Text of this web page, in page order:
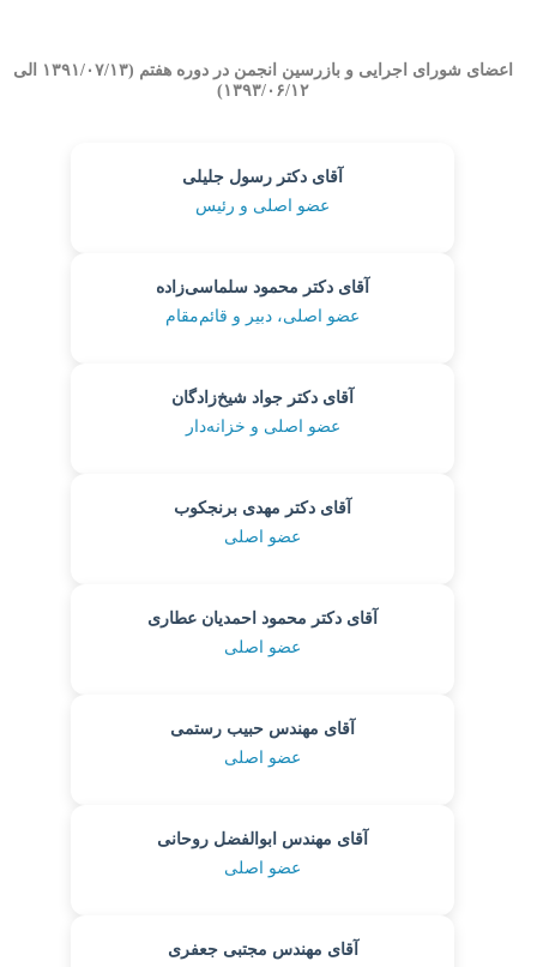
اعضای شورای اجرایی و بازرسین انجمن در دوره هفتم (۱۳۹۱/۰۷/۱۳ الی
۱۳۹۳/۰۶/۱۲)
آقای دکتر رسول جلیلی
عضو اصلی و رئیس
آقای دکتر محمود سلماسی‌زاده
عضو اصلی، دبیر و قائم‌مقام
آقای دکتر جواد شیخ‌زادگان
عضو اصلی و خزانه‌دار
آقای دکتر مهدی برنجکوب
عضو اصلی
آقای دکتر محمود احمدیان عطاری
عضو اصلی
آقای مهندس حبیب رستمی
عضو اصلی
آقای مهندس ابوالفضل روحانی
عضو اصلی
آقای مهندس مجتبی جعفری